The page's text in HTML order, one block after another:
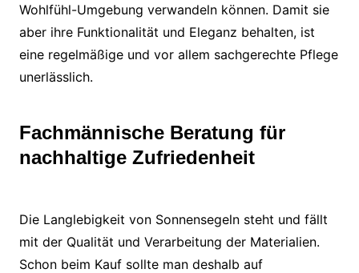
Wohlfühl-Umgebung verwandeln können. Damit sie
aber ihre Funktionalität und Eleganz behalten, ist
eine regelmäßige und vor allem sachgerechte Pflege
unerlässlich.
Fachmännische Beratung für
nachhaltige Zufriedenheit
Die Langlebigkeit von Sonnensegeln steht und fällt
mit der Qualität und Verarbeitung der Materialien.
Schon beim Kauf sollte man deshalb auf